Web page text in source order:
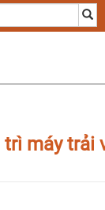
trì máy trải